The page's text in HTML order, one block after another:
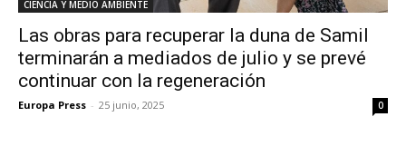
CIENCIA Y MEDIO AMBIENTE
Las obras para recuperar la duna de Samil
terminarán a mediados de julio y se prevé
continuar con la regeneración
Europa Press - 25 junio, 2025 0